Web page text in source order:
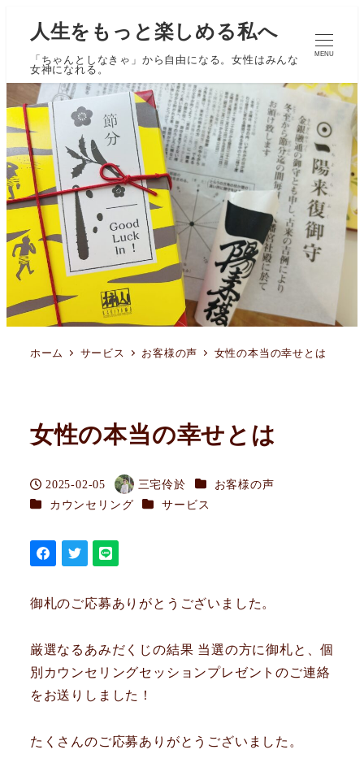
人生をもっと楽しめる私へ
「ちゃんとしなきゃ」から自由になる。女性はみんな
女神になれる。
MENU
ホーム サービス お客様の声 女性の本当の幸せとは
女性の本当の幸せとは
投稿日
2025-02-05
著
者
三宅伶於 カテゴリー
お客様の声
カテゴリー
カウンセリング カテゴリー
サービス
御札のご応募ありがとうございました。
厳選なるあみだくじの結果 当選の方に御札と、個
別カウンセリングセッションプレゼントのご連絡
をお送りしました！
たくさんのご応募ありがとうございました。